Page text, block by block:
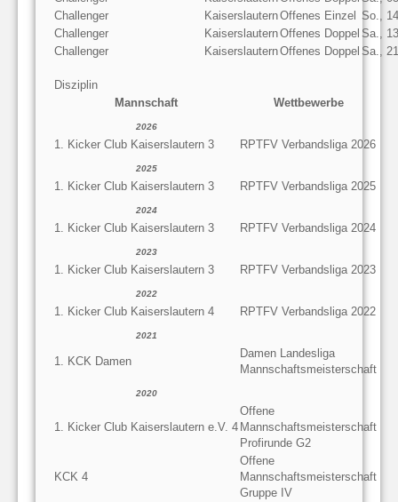
Challenger
KaiserslauternOffenes Einzel So.,
Challenger
KaiserslauternOffenes Doppel Sa.,
Challenger
KaiserslauternOffenes Doppel Sa.,
Disziplin
Mannschaft
Wettbewerbe
2026
1. Kicker Club Kaiserslautern 3 RPTFV Verbandsliga 2026
2025
1. Kicker Club Kaiserslautern 3 RPTFV Verbandsliga 2025
2024
1. Kicker Club Kaiserslautern 3 RPTFV Verbandsliga 2024
2023
1. Kicker Club Kaiserslautern 3 RPTFV Verbandsliga 2023
2022
1. Kicker Club Kaiserslautern 4 RPTFV Verbandsliga 2022
2021
1. KCK Damen
Damen Landesliga
Mannschaftsmeisterschaft
2020
1. Kicker Club Kaiserslautern e.V. 4
Offene
Mannschaftsmeisterschaft
Profirunde G2
KCK 4
Offene
Mannschaftsmeisterschaft
Gruppe IV